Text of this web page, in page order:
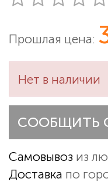
Прошлая цена:
Нет в наличии
СООБЩИТЬ
Самовывоз из
Доставка по